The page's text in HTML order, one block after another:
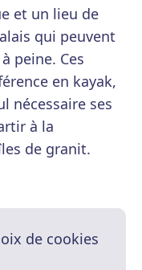
et un lieu de
qui peuvent
peine. Ces
en kayak,
nécessaire ses
à la
de granit.
de cookies